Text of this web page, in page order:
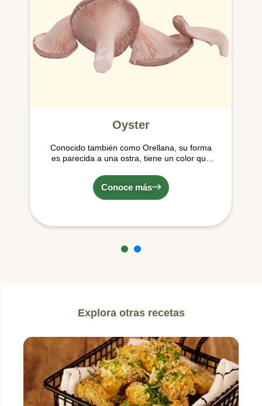
Oyster
Conocido también como Orellana, su forma
es parecida a una ostra, tiene un color que
una obra de arte; poseen una textura
gamuzada o aterciopelada. Crecen en forma
de racimo.
Conoce más
Explora otras recetas